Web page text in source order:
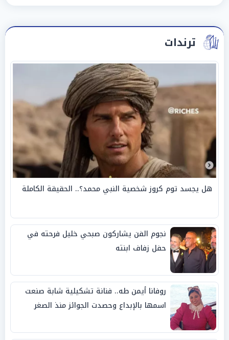
ترندات
هل يجسد توم كروز شخصية النبي محمد؟.. الحقيقة الكاملة
نجوم الفن يشاركون صبحي خليل فرحته في
حفل زفاف ابنته
روفانا أيمن طه.. فنانة تشكيلية شابة صنعت
اسمها بالإبداع وحصدت الجوائز منذ الصغر